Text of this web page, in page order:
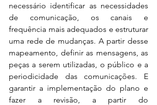
necessário identificar as necessidades
de comunicação, os canais e
frequência mais adequados e estruturar
uma rede de mudanças. A partir desse
mapeamento, definir as mensagens, as
peças a serem utilizadas, o público e a
periodicidade das comunicações. E
garantir a implementação do plano e
fazer a revisão, a partir do